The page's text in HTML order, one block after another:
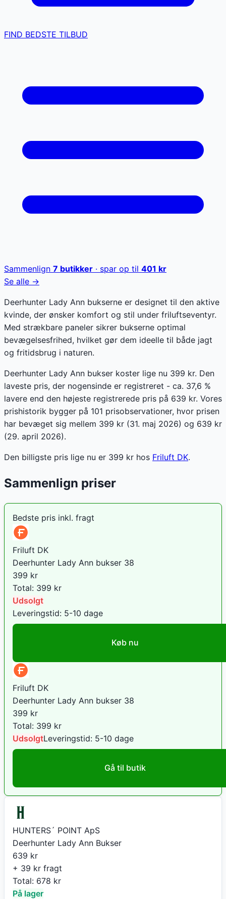
FIND BEDSTE TILBUD
Sammenlign 7 butikker · spar op til 401 kr
Se alle →
Deerhunter Lady Ann bukserne er designet til den aktive
kvinde, der ønsker komfort og stil under friluftseventyr.
Med strækbare paneler sikrer bukserne optimal
bevægelsesfrihed, hvilket gør dem ideelle til både jagt
og fritidsbrug i naturen.
Deerhunter Lady Ann bukser koster lige nu 399 kr. Den
laveste pris, der nogensinde er registreret - ca. 37,6 %
lavere end den højeste registrerede pris på 639 kr. Vores
prishistorik bygger på 101 prisobservationer, hvor prisen
har bevæget sig mellem 399 kr (31. maj 2026) og 639 kr
(29. april 2026).
Den billigste pris lige nu er 399 kr hos Friluft DK.
Sammenlign priser
Bedste pris inkl. fragt
Friluft DK
Deerhunter Lady Ann bukser 38
399 kr
Total: 399 kr
Udsolgt
Leveringstid: 5-10 dage
Køb nu
Friluft DK
Deerhunter Lady Ann bukser 38
399 kr
Total: 399 kr
UdsolgtLeveringstid: 5-10 dage
Gå til butik
HUNTERS´ POINT ApS
Deerhunter Lady Ann Bukser
639 kr
+ 39 kr fragt
Total: 678 kr
På lager